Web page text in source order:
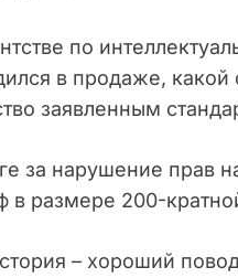
по
в продаже, какой
заявленным
за нарушение прав
в размере 200-
– хороший